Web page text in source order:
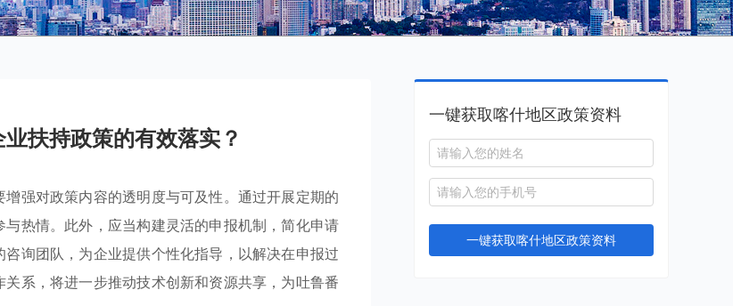
扶持政策的有效落实？
强对政策内容的透明度与可及性。通过开展定期的
热情。此外，应当构建灵活的申报机制，简化申请
询团队，为企业提供个性化指导，以解决在申报过
系，将进一步推动技术创新和资源共享，为吐鲁番
一键获取喀什地区政策资料
一键获取喀什地区政策资料